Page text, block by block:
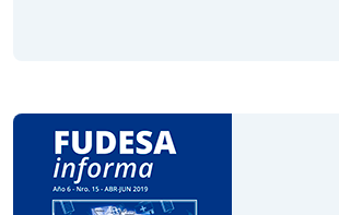
Volumen XVI
Año 6
Diciembre 2019